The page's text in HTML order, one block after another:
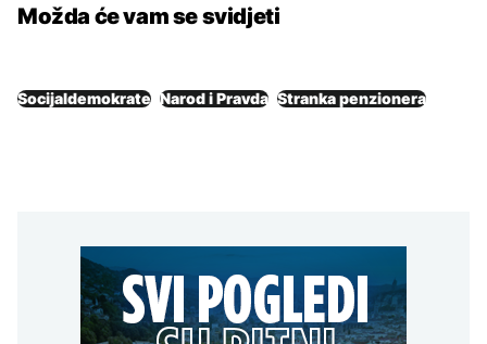
Možda će vam se svidjeti
Socijaldemokrate Narod i Pravda Stranka penzionera